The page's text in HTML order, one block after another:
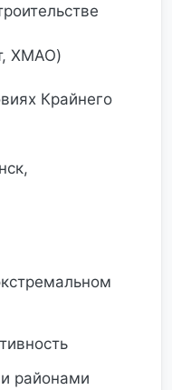
ХМАО)
Крайнего
районами